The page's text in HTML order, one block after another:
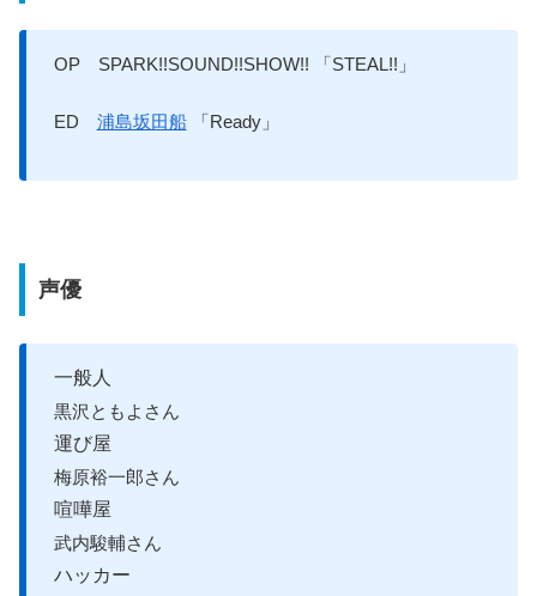
OP SPARK!!SOUND!!SHOW!! 「STEAL!!」
ED 浦島坂田船「Ready」
声優
一般人
黒沢ともよさん
運び屋
梅原裕一郎さん
喧嘩屋
武内駿輔さん
ハッカー